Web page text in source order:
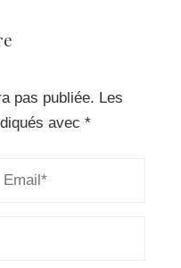
pas publiée. Les
avec *